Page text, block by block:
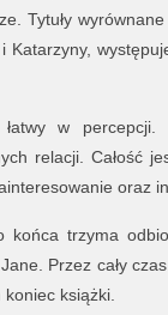
Tytuły
Katarzyny,
w percepcji.
relacji. Całość
oraz
końca trzyma
Przez cały
książki.